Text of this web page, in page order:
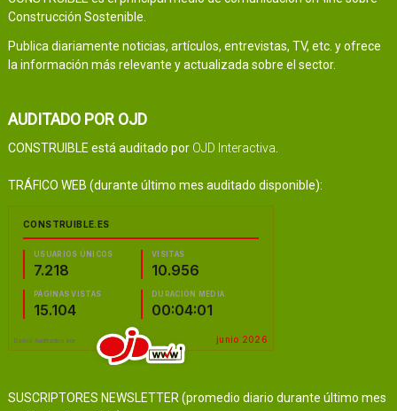
Construcción Sostenible.
Publica diariamente noticias, artículos, entrevistas, TV, etc. y ofrece
la información más relevante y actualizada sobre el sector.
AUDITADO POR OJD
CONSTRUIBLE está auditado por OJD Interactiva
TRÁFICO WEB (durante último mes auditado disponible):
SUSCRIPTORES NEWSLETTER (promedio diario durante último mes